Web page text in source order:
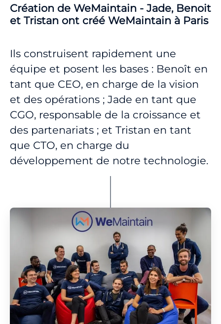
Création de WeMaintain - Jade, Benoit
et Tristan ont créé WeMaintain à Paris
Ils construisent rapidement une
équipe et posent les bases : Benoît en
tant que CEO, en charge de la vision
et des opérations ; Jade en tant que
CGO, responsable de la croissance et
des partenariats ; et Tristan en tant
que CTO, en charge du
développement de notre technologie.